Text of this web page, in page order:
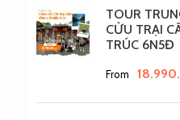
TOUR
CỬU TRẠI
TRÚC 6N5Đ
From